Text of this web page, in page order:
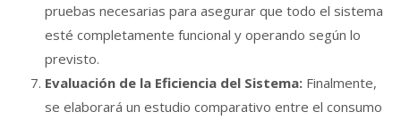
pruebas necesarias para asegurar que todo el sistema
esté completamente funcional y operando según lo
previsto.
Evaluación de la Eficiencia del Sistema: Finalmente,
se elaborará un estudio comparativo entre el consumo